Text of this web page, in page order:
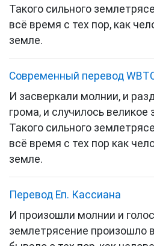
Такого сильного
всё время с тех пор, как
земле.
Cовременный перевод
И засверкали молнии, и
грома, и случилось великое
Такого сильного
всё время с тех пор как
земле.
Перевод Еп. Кассиана
И произошли молнии и
землетрясение произошло